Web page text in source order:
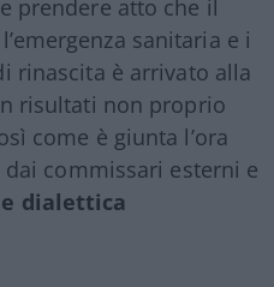
prendere atto che il
sanitaria e i
rinascita è arrivato alla
risultati non proprio
come è giunta l’ora
commissari esterni e
dialettica